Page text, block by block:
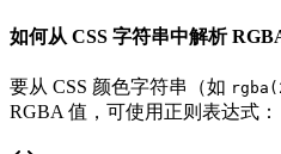
如何从 CSS 字符串中解析
要从 CSS 颜色字符串（如
RGBA 值，可使用正则表达式：